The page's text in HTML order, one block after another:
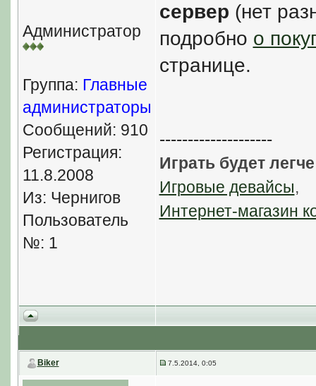
Администратор
Группа: Главные
администраторы
Сообщений: 910
Регистрация:
11.8.2008
Из: Чернигов
Пользователь
№: 1
сервер (нет
подробно о
странице.
--------------------
Играть будет
Игровые девайсы,
Интернет-магазин
Biker 7.5.2014, 0:05